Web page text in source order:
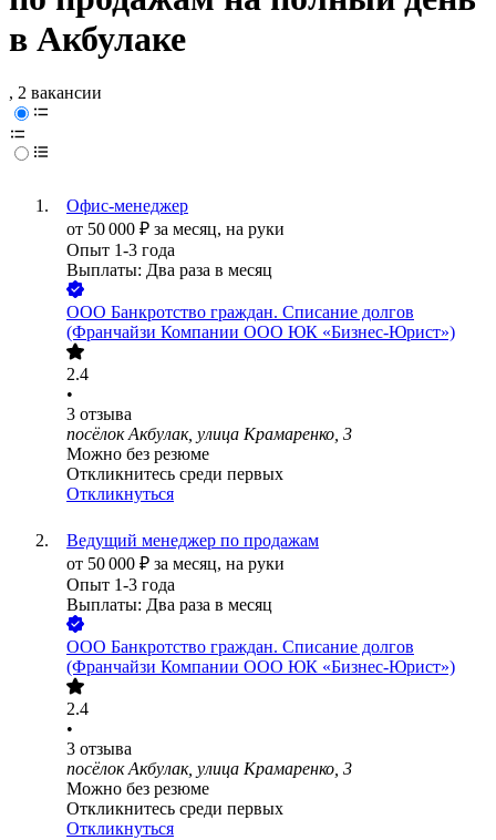
в Акбулаке
, 2 вакансии
Офис-менеджер
от 50 000 ₽ за месяц, на руки
Опыт 1-3 года
Выплаты: Два раза в месяц
ООО Банкротство граждан. Списание долгов
(Франчайзи Компании ООО ЮК «Бизнес-Юрист»)
2.4
•
3 отзыва
посёлок Акбулак, улица Крамаренко, 3
Можно без резюме
Откликнитесь среди первых
Откликнуться
Ведущий менеджер по продажам
от 50 000 ₽ за месяц, на руки
Опыт 1-3 года
Выплаты: Два раза в месяц
ООО Банкротство граждан. Списание долгов
(Франчайзи Компании ООО ЮК «Бизнес-Юрист»)
2.4
•
3 отзыва
посёлок Акбулак, улица Крамаренко, 3
Можно без резюме
Откликнитесь среди первых
Откликнуться